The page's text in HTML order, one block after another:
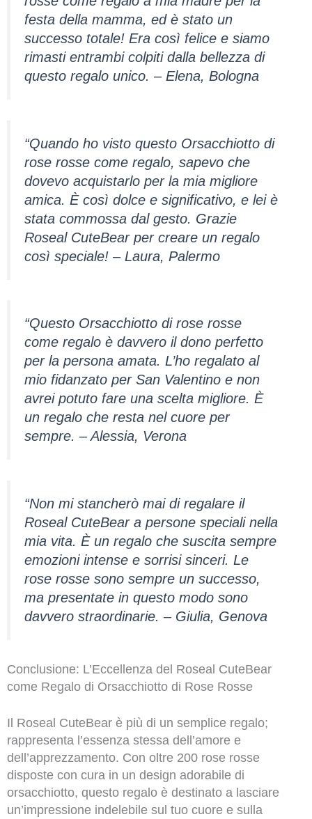
festa della mamma, ed è stato un
successo totale! Era così felice e siamo
rimasti entrambi colpiti dalla bellezza di
questo regalo unico. – Elena, Bologna
“Quando ho visto questo Orsacchiotto di
rose rosse come regalo, sapevo che
dovevo acquistarlo per la mia migliore
amica. È così dolce e significativo, e lei è
stata commossa dal gesto. Grazie
Roseal CuteBear per creare un regalo
così speciale! – Laura, Palermo
“Questo Orsacchiotto di rose rosse
come regalo è davvero il dono perfetto
per la persona amata. L’ho regalato al
mio fidanzato per San Valentino e non
avrei potuto fare una scelta migliore. È
un regalo che resta nel cuore per
sempre. – Alessia, Verona
“Non mi stancherò mai di regalare il
Roseal CuteBear a persone speciali nella
mia vita. È un regalo che suscita sempre
emozioni intense e sorrisi sinceri. Le
rose rosse sono sempre un successo,
ma presentate in questo modo sono
davvero straordinarie. – Giulia, Genova
Conclusione: L’Eccellenza del Roseal CuteBear
come Regalo di Orsacchiotto di Rose Rosse
Il Roseal CuteBear è più di un semplice regalo;
rappresenta l’essenza stessa dell’amore e
dell’apprezzamento. Con oltre 200 rose rosse
disposte con cura in un design adorabile di
orsacchiotto, questo regalo è destinato a lasciare
un’impressione indelebile sul tuo cuore e sulla